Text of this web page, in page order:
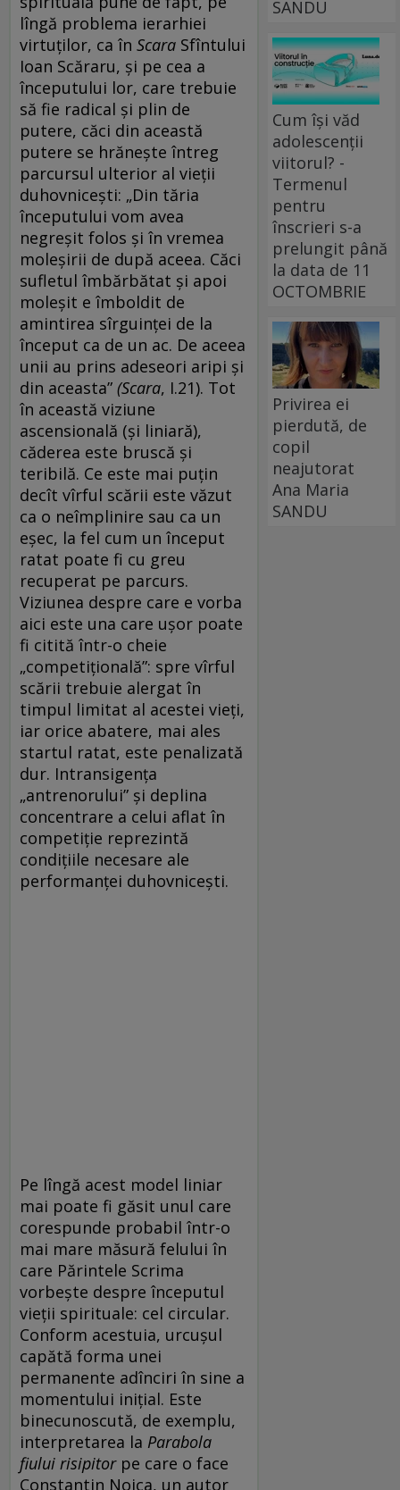
lîngă problema ierarhiei
virtuților, ca în Scara Sfîntului
Ioan Scăraru, și pe cea a
începutului lor, care trebuie
să fie radical și plin de
putere, căci din această
putere se hrănește întreg
parcursul ulterior al vieții
duhovnicești: „Din tăria
începutului vom avea
negreşit folos şi în vremea
moleşirii de după aceea. Căci
sufletul îmbărbătat şi apoi
moleşit e îmboldit de
amintirea sîrguinţei de la
început ca de un ac. De aceea
unii au prins adeseori aripi şi
din aceasta” (Scara, I.21). Tot
în această viziune
ascensională (și liniară),
căderea este bruscă și
teribilă. Ce este mai puțin
decît vîrful scării este văzut
ca o neîmplinire sau ca un
eșec, la fel cum un început
ratat poate fi cu greu
recuperat pe parcurs.
Viziunea despre care e vorba
aici este una care ușor poate
fi citită într-o cheie
„competițională”: spre vîrful
scării trebuie alergat în
timpul limitat al acestei vieți,
iar orice abatere, mai ales
startul ratat, este penalizată
dur. Intransigența
„antrenorului” și deplina
concentrare a celui aflat în
competiție reprezintă
condițiile necesare ale
performanței duhovnicești.
Pe lîngă acest model liniar
mai poate fi găsit unul care
corespunde probabil într-o
mai mare măsură felului în
care Părintele Scrima
vorbește despre începutul
vieții spirituale: cel circular.
Conform acestuia, urcușul
capătă forma unei
permanente adînciri în sine a
momentului inițial. Este
binecunoscută, de exemplu,
interpretarea la Parabola
fiului risipitorpe care o face
Constantin Noica, un autor
SANDU
Cum își văd
adolescenții
viitorul? -
Termenul
pentru
înscrieri s-a
prelungit până
la data de 11
OCTOMBRIE
Privirea ei
pierdută, de
copil
neajutorat
Ana Maria
SANDU